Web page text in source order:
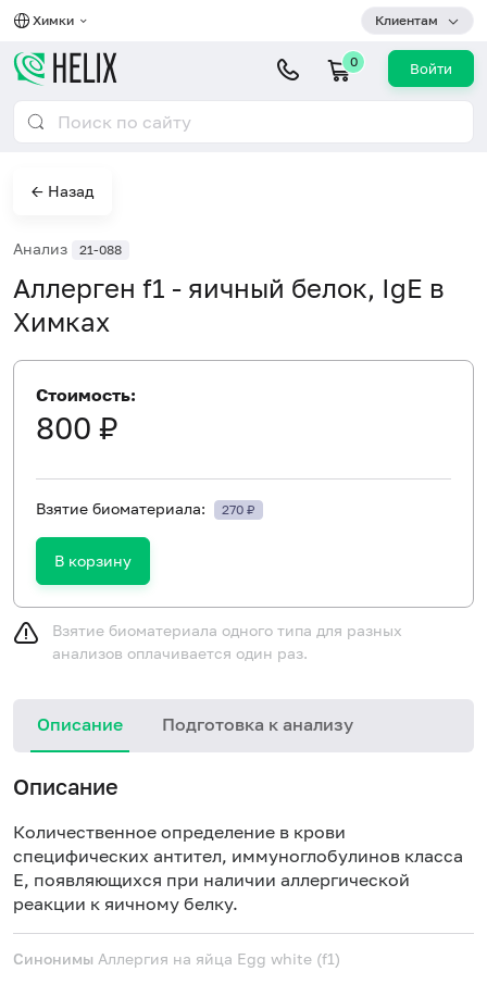
Химки Клиентам
0 Войти
← Назад
Анализ 21-088
Аллерген f1 - яичный белок, IgE в
Химках
Стоимость:
800 ₽
Взятие биоматериала: 270 ₽
В корзину
Взятие биоматериала одного типа для разных
анализов оплачивается один раз.
Описание Подготовка к анализу
Описание
Количественное определение в крови
специфических антител, иммуноглобулинов класса
E, появляющихся при наличии аллергической
реакции к яичному белку.
Синонимы Аллергия на яйца Egg white (f1)